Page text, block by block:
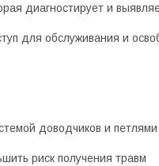
диагностирует и
для обслуживания и
доводчиков и
риск получения травм